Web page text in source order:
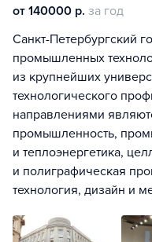
от 140000 р. за год
Санкт-Петербургский
промышленных
из крупнейших
технологического
направлениями
промышленность,
и теплоэнергетика,
и полиграфическая
технология, дизайн и